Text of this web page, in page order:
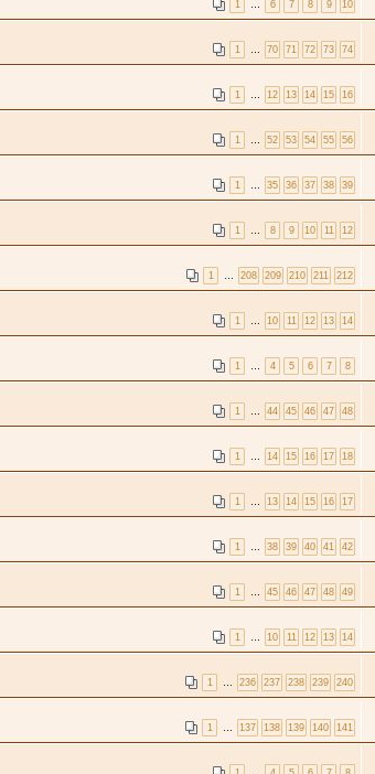
1 6 7 8 9 10
1 70 71 72 73 74
1 12 13 14 15 16
1 52 53 54 55 56
1 35 36 37 38 39
1 8 9 10 11 12
1 208 209 210 211 212
1 10 11 12 13 14
1 4 5 6 7 8
1 44 45 46 47 48
1 14 15 16 17 18
1 13 14 15 16 17
1 38 39 40 41 42
1 45 46 47 48 49
1 10 11 12 13 14
1 236 237 238 239 240
1 137 138 139 140 141